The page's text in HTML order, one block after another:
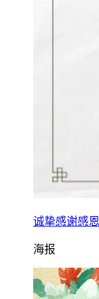
诚挚感谢感
海报